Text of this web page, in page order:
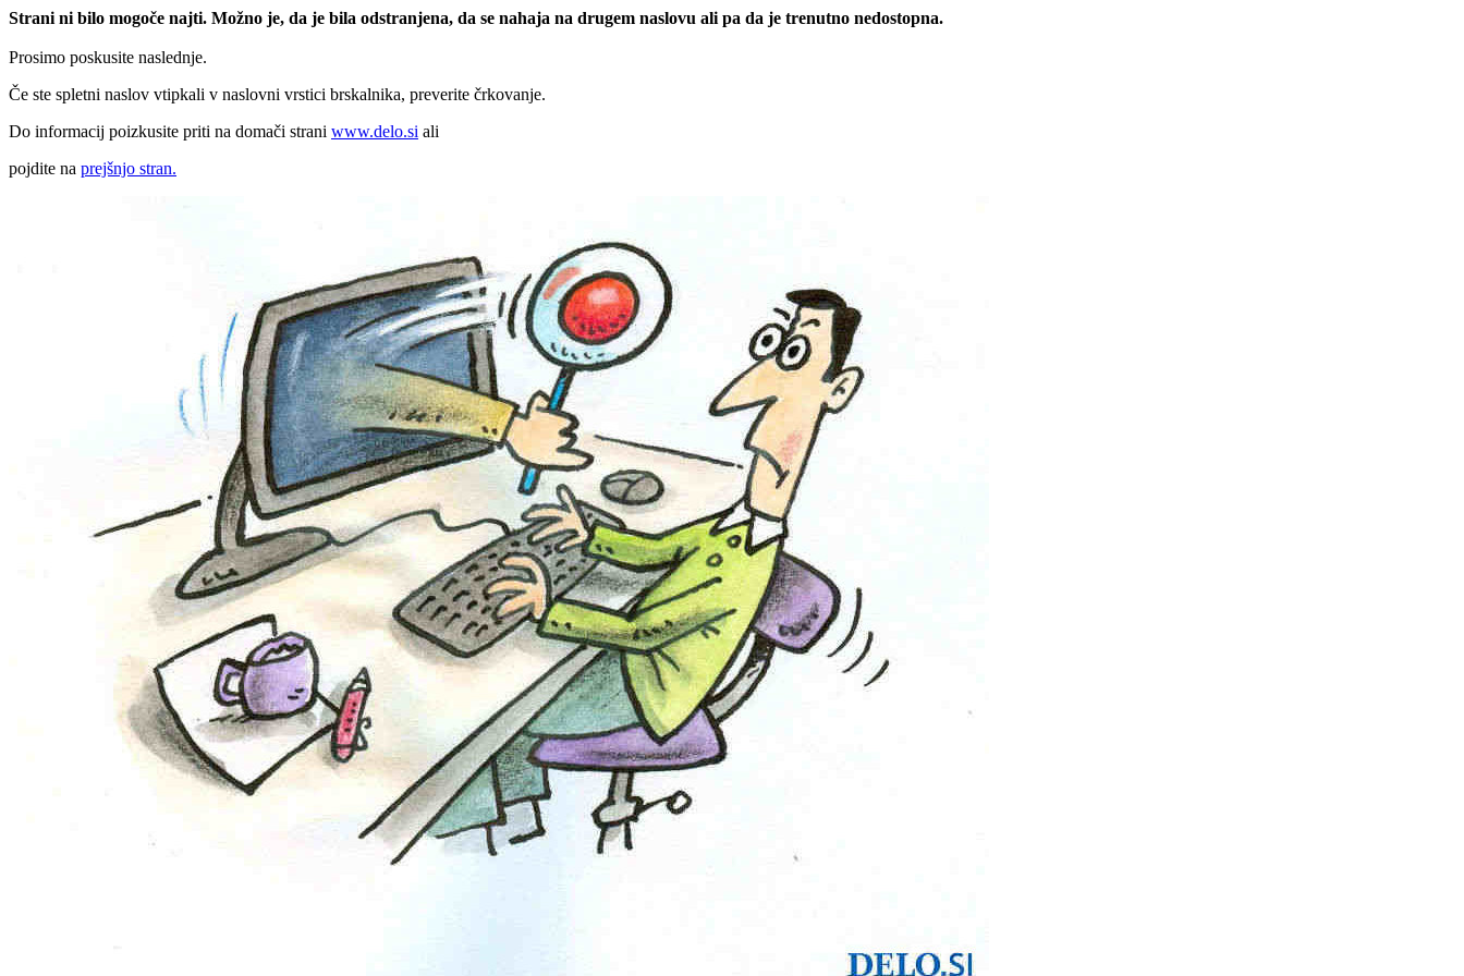
Strani ni bilo mogoče najti. Možno je, da je bila odstranjena, da se nahaja na drugem naslovu ali pa da je trenutno nedostopna.
Prosimo poskusite naslednje.
Če ste spletni naslov vtipkali v naslovni vrstici brskalnika, preverite črkovanje.
Do informacij poizkusite priti na domači strani www.delo.si ali
pojdite na prejšnjo stran.